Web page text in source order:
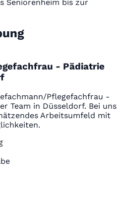
Seniorenheim bis zur
- Pädiatrie
Pflegefachfrau -
Team in Düsseldorf. Bei uns
Arbeitsumfeld mit